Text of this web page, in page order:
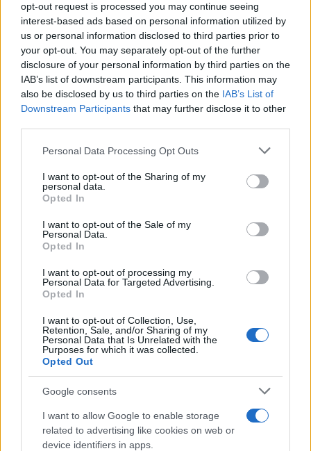
opt-out request is processed you may continue seeing
interest-based ads based on personal information utilized by
us or personal information disclosed to third parties prior to
your opt-out. You may separately opt-out of the further
disclosure of your personal information by third parties on the
IAB’s list of downstream participants. This information may
also be disclosed by us to third parties on the IAB’s List of
Downstream Participants that may further disclose it to other
Please note that this website/app uses one or more Google
not limited to your visit or usage behaviour. You may click to
grant or deny consent to Google and its third-party tags to
use your data for below specified purposes in below Google
consent section.
Personal Data Processing Opt Outs
I want to opt-out of the Sharing of my
personal data.
Opted In
I want to opt-out of the Sale of my
Personal Data.
Opted In
I want to opt-out of processing my
Personal Data for Targeted Advertising.
Opted In
I want to opt-out of Collection, Use,
Retention, Sale, and/or Sharing of my
Personal Data that Is Unrelated with the
Purposes for which it was collected.
Opted Out
Google consents
I want to allow Google to enable storage
related to advertising like cookies on web or
device identifiers in apps.
Rafael Oliveira · 10 ago 2026
MOEDAS CRIPTOGRÁFICAS
Liu Zhou condenado por manipulação de mercado em
plataforma de criptomoedas
MOEDAS CRIPTOGRÁFICAS